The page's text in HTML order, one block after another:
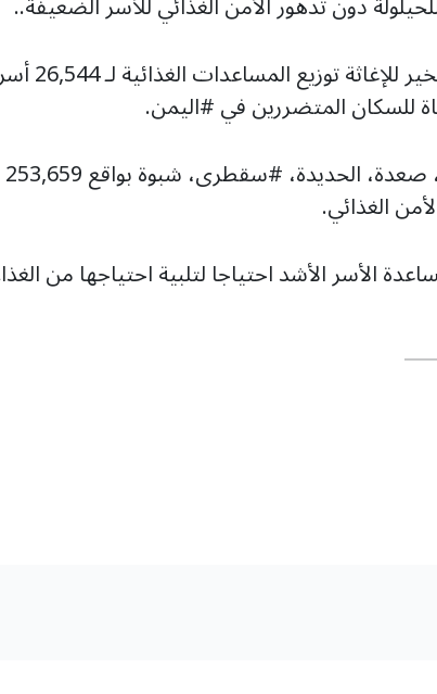
بتمويل من مركز الملك
للسكان المتضررين في #اليمن.
الغذائي.
الأسر الأشد احتياجا لتلبية احتياجها من